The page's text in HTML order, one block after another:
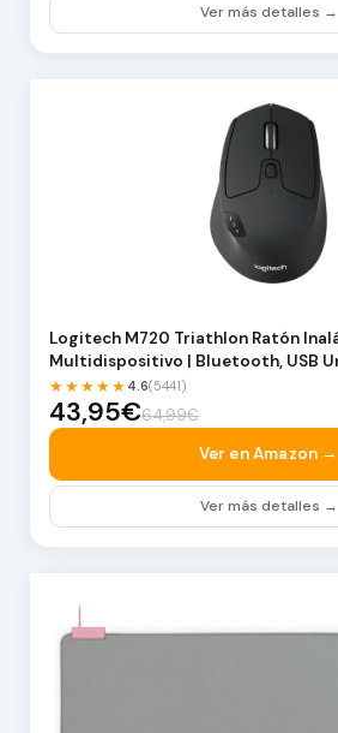
Ver más detalles →
Logitech M720 Triathlon Ratón
Multidispositivo | Bluetooth, USB
★★★★★ 4.6(5441)
43,95€64,99€
Ver en Amazon →
Ver más detalles →